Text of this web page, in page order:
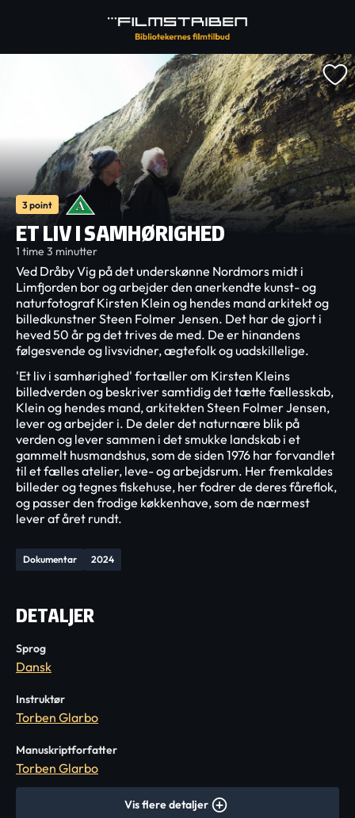
3 point
ET LIV I SAMHØRIGHED
1 time 3 minutter
Dokumentar 2024
Ved Dråby Vig på det underskønne Nordmors midt i
Limfjorden bor og arbejder den anerkendte kunst- og
naturfotograf Kirsten Klein og hendes mand arkitekt og
billedkunstner Steen Folmer Jensen. Det har de gjort i
heved 50 år pg det trives de med. De er hinandens
følgesvende og livsvidner, ægtefolk og uadskillelige.
'Et liv i samhørighed' fortæller om Kirsten Kleins
billedverden og beskriver samtidig det tætte fællesskab,
Klein og hendes mand, arkitekten Steen Folmer Jensen,
lever og arbejder i. De deler det naturnære blik på
verden og lever sammen i det smukke landskab i et
gammelt husmandshus, som de siden 1976 har forvandlet
til et fælles atelier, leve- og arbejdsrum. Her fremkaldes
billeder og tegnes fiskehuse, her fodrer de deres fåreflok,
og passer den frodige køkkenhave, som de nærmest
lever af året rundt.
DETALJER
Sprog
Dansk
Instruktør
Torben Glarbo
Manuskriptforfatter
Torben Glarbo
Vis flere detaljer